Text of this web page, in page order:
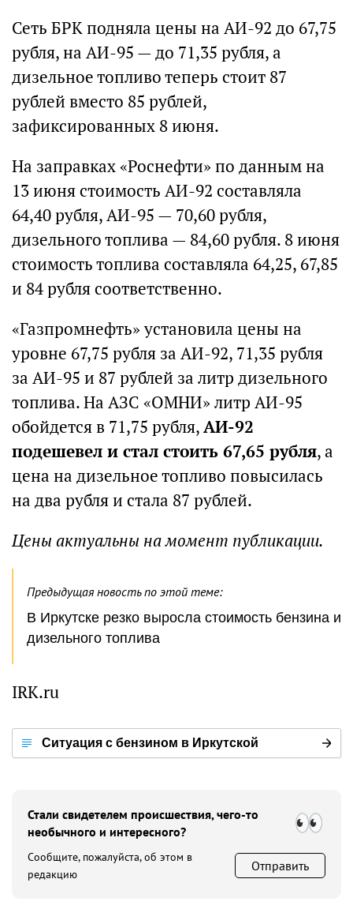
Сеть БРК подняла цены на АИ-92 до 67,75
рубля, на АИ-95 — до 71,35 рубля, а
дизельное топливо теперь стоит 87
рублей вместо 85 рублей,
зафиксированных 8 июня.
На заправках «Роснефти» по данным на
13 июня стоимость АИ-92 составляла
64,40 рубля, АИ-95 — 70,60 рубля,
дизельного топлива — 84,60 рубля. 8 июня
стоимость топлива составляла 64,25, 67,85
и 84 рубля соответственно.
«Газпромнефть» установила цены на
уровне 67,75 рубля за АИ-92, 71,35 рубля
за АИ-95 и 87 рублей за литр дизельного
топлива. На АЗС «ОМНИ» литр АИ-95
обойдется в 71,75 рубля,АИ-92
подешевел и стал стоить 67,65 рубля, а
цена на дизельное топливо повысилась
на два рубля и стала 87 рублей.
Цены актуальны на момент публикации.
Предыдущая новость по этой теме:
В Иркутске резко выросла стоимость бензина и
дизельного топлива
IRK.ru
Ситуация с бензином в Иркутской
Стали свидетелем происшествия, чего-то
необычного и интересного?
Сообщите, пожалуйста, об этом в
редакцию
Отправить